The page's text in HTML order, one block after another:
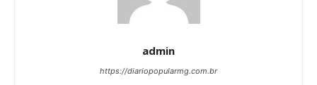
admin
https://diariopopularmg.com.br